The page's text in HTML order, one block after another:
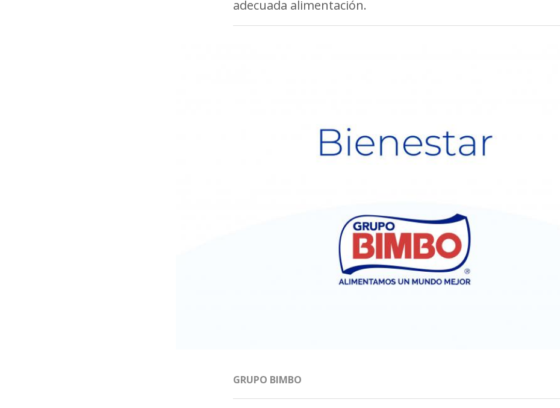
adecuada alimentación.
GRUPO BIMBO